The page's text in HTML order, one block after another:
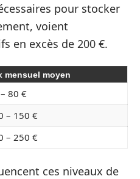
pour stocker
voient
en excès de 200 €.
mensuel moyen
80 €
– 150 €
– 250 €
ces niveaux de